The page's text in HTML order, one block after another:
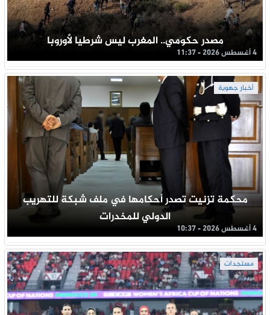
مصدر حكومي.. المغرب ليس شرطيا لأوروبا
4 أغسطس 2026 - 11:37
أخبار جهوية
محكمة تزنيت تصدر أحكامها في ملف شبكة للتهريب
الدولي للمخدرات
4 أغسطس 2026 - 10:37
مستجدات